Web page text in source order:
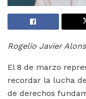
Rogelio Javier
El 8 de marzo
recordar la lucha
de derechos